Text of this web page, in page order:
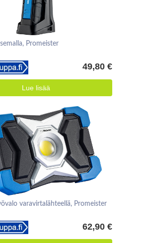
Promeister
49,80 €
Lue lisää
varavirtalähteellä, Promeister
62,90 €